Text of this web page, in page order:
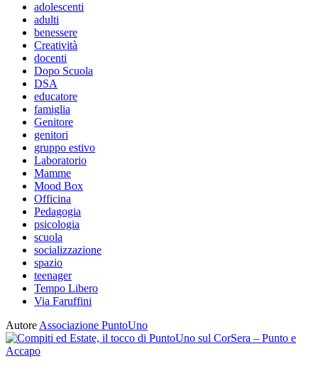
adolescenti
adulti
benessere
Creatività
docenti
Dopo Scuola
DSA
educatore
famiglia
Genitore
genitori
gruppo estivo
Laboratorio
Mamme
Mood Box
Officina
Pedagogia
psicologia
scuola
socializzazione
spazio
teenager
Tempo Libero
Via Faruffini
Autore Associazione PuntoUno